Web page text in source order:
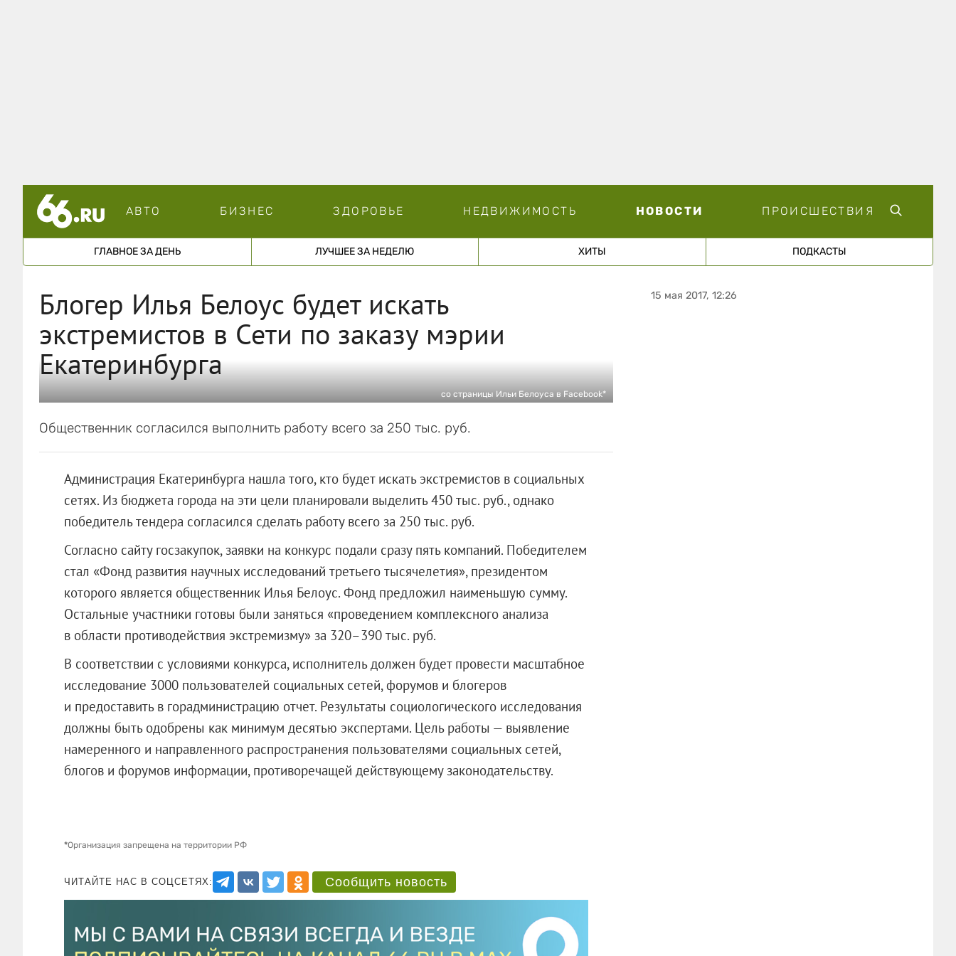
АВТО БИЗНЕС ЗДОРОВЬЕ НЕДВИЖИМОСТЬ НОВОСТИ ПРОИСШЕСТВИЯ
ГЛАВНОЕ ЗА ДЕНЬ ЛУЧШЕЕ ЗА НЕДЕЛЮ ХИТЫ ПОДКАСТЫ
Блогер Илья Белоус будет искать
экстремистов в Сети по заказу мэрии
Екатеринбурга
со страницы Ильи Белоуса в Facebook*
Общественник согласился выполнить работу всего за 250 тыс. руб.
Администрация Екатеринбурга нашла того, кто будет искать экстремистов в социальных
сетях. Из бюджета города на эти цели планировали выделить 450 тыс. руб., однако
победитель тендера согласился сделать работу всего за 250 тыс. руб.
Согласно сайту госзакупок, заявки на конкурс подали сразу пять компаний. Победителем
стал «Фонд развития научных исследований третьего тысячелетия», президентом
которого является общественник Илья Белоус. Фонд предложил наименьшую сумму.
Остальные участники готовы были заняться «проведением комплексного анализа
в области противодействия экстремизму» за 320–390 тыс. руб.
В соответствии с условиями конкурса, исполнитель должен будет провести масштабное
исследование 3000 пользователей социальных сетей, форумов и блогеров
и предоставить в горадминистрацию отчет. Результаты социологического исследования
должны быть одобрены как минимум десятью экспертами. Цель работы — выявление
намеренного и направленного распространения пользователями социальных сетей,
блогов и форумов информации, противоречащей действующему законодательству.
*Организация запрещена на территории РФ
ЧИТАЙТЕ НАС В СОЦСЕТЯХ: Сообщить новость
15 мая 2017, 12:26